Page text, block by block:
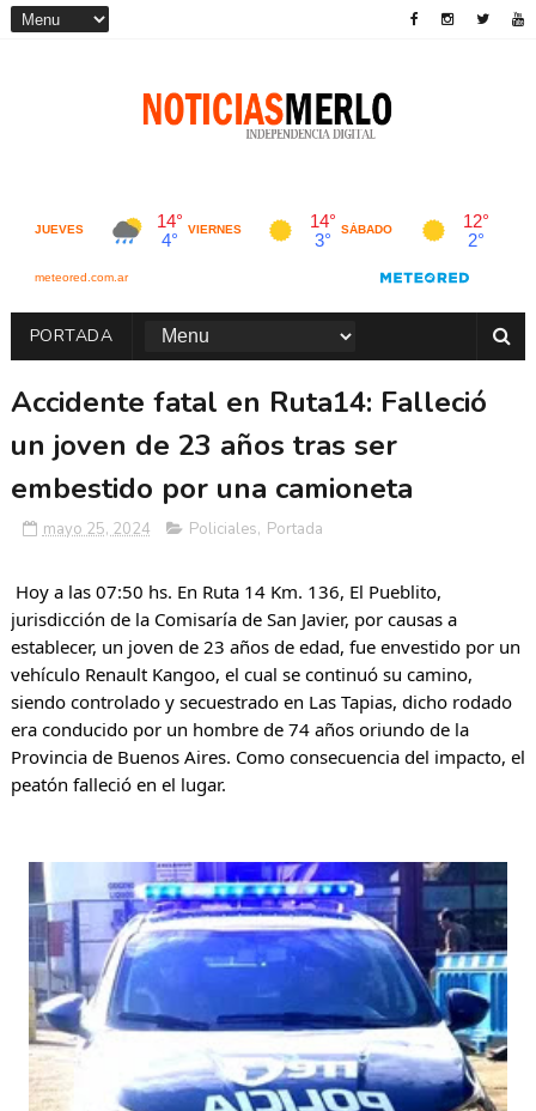
PORTADA
Accidente fatal en Ruta14: Falleció
un joven de 23 años tras ser
embestido por una camioneta
mayo 25, 2024 Policiales, Portada
Hoy a las 07:50 hs. En Ruta 14 Km. 136, El Pueblito,
jurisdicción de la Comisaría de San Javier, por causas a
establecer, un joven de 23 años de edad, fue envestido por un
vehículo Renault Kangoo, el cual se continuó su camino,
siendo controlado y secuestrado en Las Tapias, dicho rodado
era conducido por un hombre de 74 años oriundo de la
Provincia de Buenos Aires. Como consecuencia del impacto, el
peatón falleció en el lugar.